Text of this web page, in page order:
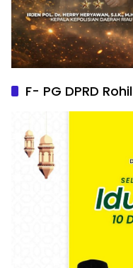
F- PG DPRD Rohil